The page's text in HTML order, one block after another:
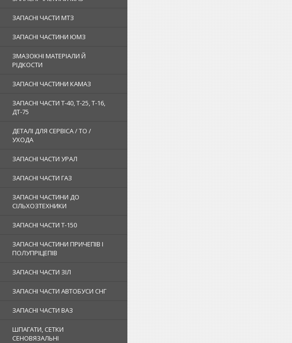
ЗАПАСНІ ЧАСТИ МТЗ
ЗАПАСНІ ЧАСТИНИ ЮМЗ
ЗМАЗОКНІ МАТЕРІАЛИ Й
РІДКОСТИ
ЗАПАСНІ ЧАСТИНИ КАМАЗ
ЗАПАСНІ ЧАСТИ Т-40, Т-25, Т-16,
ДТ-75
ДЕТАЛІ ДЛЯ СЕРВІСА / ТО /
УХОДА
ЗАПАСНІ ЧАСТИ УРАЛ
ЗАПАСНІ ЧАСТИ ГАЗ
ЗАПАСНІ ЧАСТИНИ ДО
СІЛЬХОЗТЕХНИКИ
ЗАПАСНІ ЧАСТИ Т-150
ЗАПАСНІ ЧАСТИНИ ПРИЧЕПІВ І
ПОЛУПРІЦЕПІВ
ЗАПАСНІ ЧАСТИ ЗІЛ
ЗАПАСНІ ЧАСТИ АВТОБУСИ СНГ
ЗАПАСНІ ЧАСТИ ВАЗ
ШПАГАТИ, СЕТКИ
СЕНОВЯЗАЛЬНІ